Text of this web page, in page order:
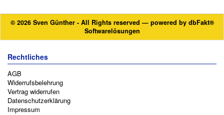
© 2026 Sven Günther - All Rights reserved — powered by dbFakt®
Softwarelösungen
Rechtliches
AGB
Widerrufsbelehrung
Vertrag widerrufen
Datenschutzerklärung
Impressum